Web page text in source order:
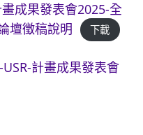
成果發表會2025-全
壇徵稿說明
下載
計畫成果發表會